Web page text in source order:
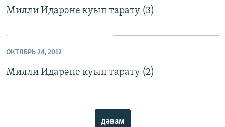
Милли Идарәне куып тарату (3)
ОКТЯБРЬ 24, 2012
Милли Идарәне куып тарату (2)
дәвам